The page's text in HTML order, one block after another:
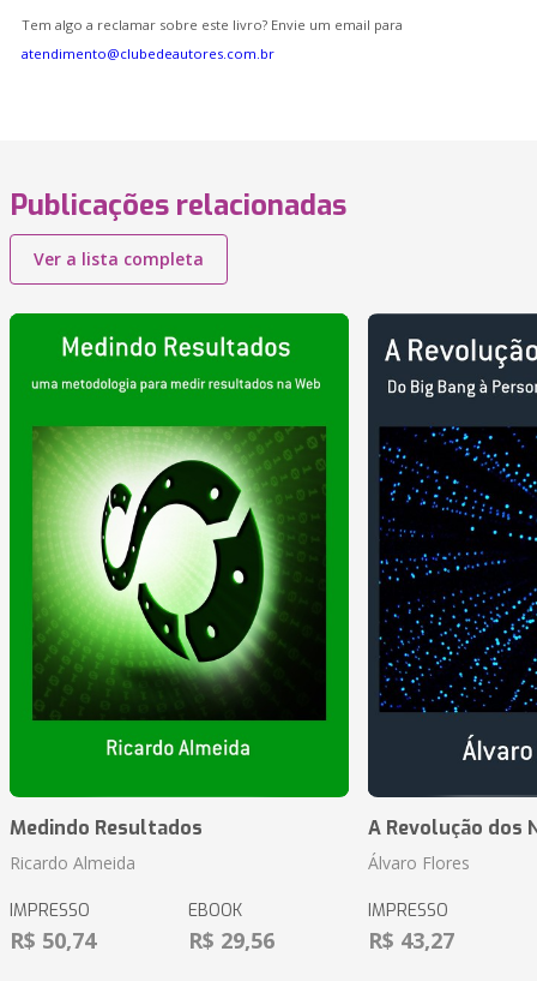
Tem algo a reclamar sobre este livro? Envie um email para
atendimento@clubedeautores.com.br
Publicações relacionadas
Ver a lista completa
Medindo Resultados
Ricardo Almeida
IMPRESSO
R$ 50,74
EBOOK
R$ 29,56
A Revolução dos
Álvaro Flores
IMPRESSO
R$ 43,27